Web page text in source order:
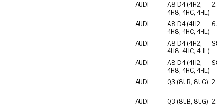
AUDI
A8 D4 (4H2,
4H8, 4HC, 4HL)
AUDI
A8 D4 (4H2,
4H8, 4HC, 4HL)
AUDI
A8 D4 (4H2,
4H8, 4HC, 4HL)
AUDI
A8 D4 (4H2,
4H8, 4HC, 4HL)
AUDI Q3 (8UB, 8UG)
AUDI Q3 (8UB, 8UG)